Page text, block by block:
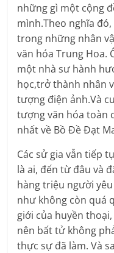
những gì một cộng
mình.Theo nghĩa
trong những nhân
văn hóa Trung Hoa.
một nhà sư hành
học,trở thành nhân
tượng điện ảnh.Và
tượng văn hóa toàn
nhất về Bồ Đề Đạt
Các sử gia vẫn tiếp
là ai, đến từ đâu và
hàng triệu người
như không còn quá
giới của huyền
nên bất tử không
thực sự đã làm. Và